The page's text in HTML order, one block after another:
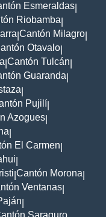
Esmeraldas
Riobamba
Cantón Milagro
Otavalo
Cantón Tulcán
Guaranda
Pujilí
Azogues
El Carmen
Cantón Morona
Ventanas
Saraguro